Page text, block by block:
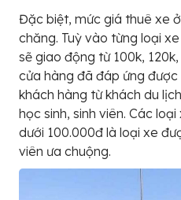
Đặc biệt, mức giá thuê xe
chăng. Tuỳ vào từng loại
sẽ giao động từ 100k,
cửa hàng đã đáp ứng
khách hàng từ khách du
học sinh, sinh viên. Các
dưới 100.000đ là loại xe
viên ưa chuộng.